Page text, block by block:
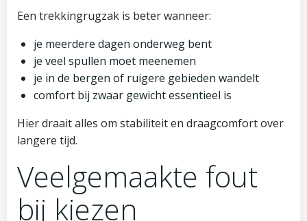
Een trekkingrugzak is beter wanneer:
je meerdere dagen onderweg bent
je veel spullen moet meenemen
je in de bergen of ruigere gebieden wandelt
comfort bij zwaar gewicht essentieel is
Hier draait alles om stabiliteit en draagcomfort over
langere tijd.
Veelgemaakte fout
bij kiezen